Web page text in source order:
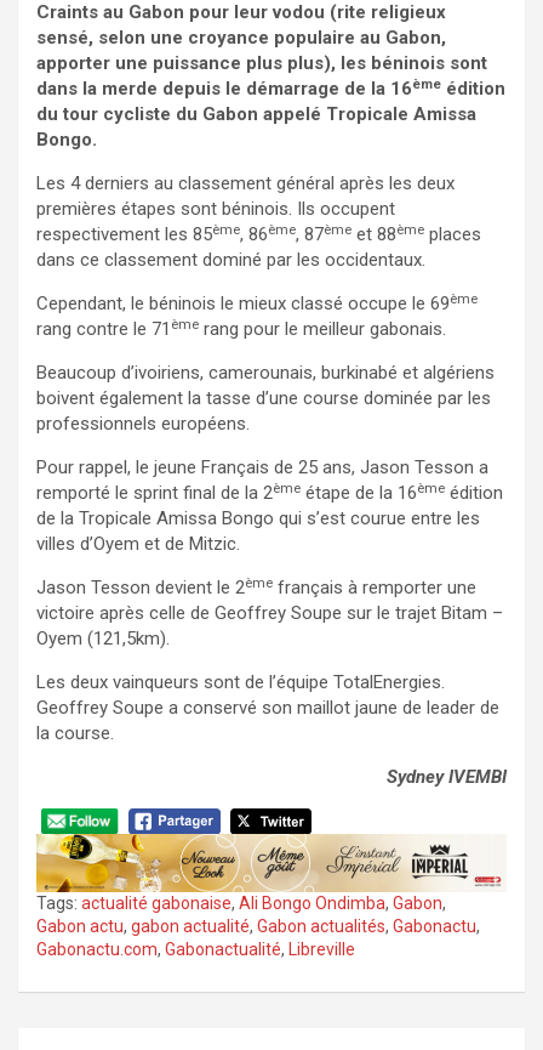
Craints au Gabon pour leur vodou (rite religieux
sensé, selon une croyance populaire au Gabon,
apporter une puissance plus plus), les béninois sont
dans la merde depuis le démarrage de la 16ème édition
du tour cycliste du Gabon appelé Tropicale Amissa
Bongo.
Les 4 derniers au classement général après les deux
premières étapes sont béninois. Ils occupent
respectivement les 85ème, 86ème, 87ème et 88ème places
dans ce classement dominé par les occidentaux.
Cependant, le béninois le mieux classé occupe le 69ème
rang contre le 71 ème rang pour le meilleur gabonais.
Beaucoup d’ivoiriens, camerounais, burkinabé et algériens
boivent également la tasse d’une course dominée par les
professionnels européens.
Pour rappel, le jeune Français de 25 ans, Jason Tesson a
remporté le sprint final de la 2ème étape de la 16ème édition
de la Tropicale Amissa Bongo qui s’est courue entre les
villes d’Oyem et de Mitzic.
Jason Tesson devient le 2ème français à remporter une
victoire après celle de Geoffrey Soupe sur le trajet Bitam –
Oyem (121,5km).
Les deux vainqueurs sont de l’équipe TotalEnergies.
Geoffrey Soupe a conservé son maillot jaune de leader de
la course.
Sydney IVEMBI
Tags: actualité gabonaise, Ali Bongo Ondimba, Gabon,
Gabon actu, gabon actualité, Gabon actualités, Gabonactu,
Gabonactu.com, Gabonactualité, Libreville